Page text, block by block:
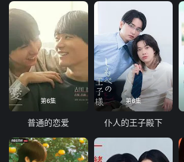
第6集
普通的恋爱
第6集
仆人的王子殿下